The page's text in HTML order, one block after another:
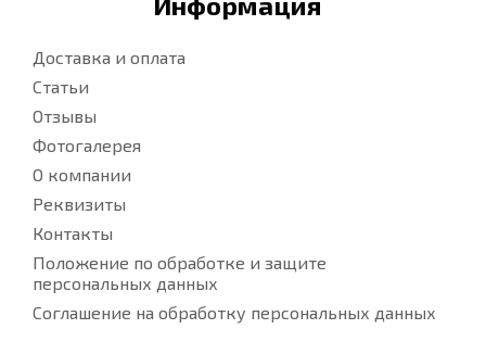
Доставка и оплата
Статьи
Отзывы
Фотогалерея
О компании
Реквизиты
Контакты
Положение по обработке и защите
персональных данных
Соглашение на обработку персональных данных